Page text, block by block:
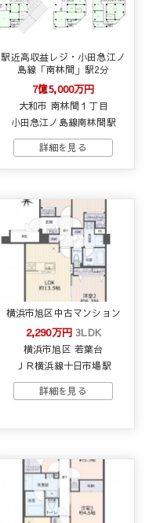
駅近高収益レジ・小田急江ノ
島線「南林間」駅2分
7億5,000万円
大和市 南林間１丁目
小田急江ノ島線南林間駅
横浜市旭区中古マンション
2,290万円3LDK
横浜市旭区 若葉台
ＪＲ横浜線十日市場駅